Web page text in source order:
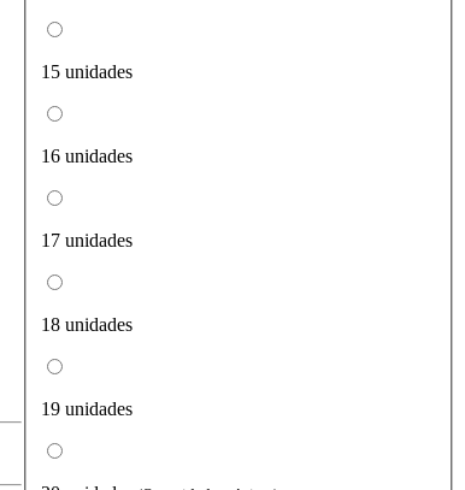
15 unidades
16 unidades
17 unidades
18 unidades
19 unidades